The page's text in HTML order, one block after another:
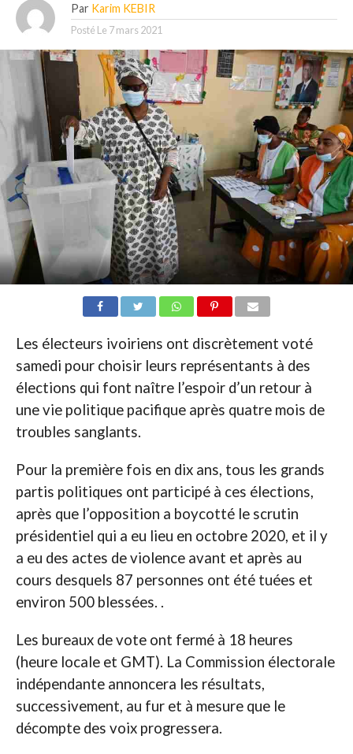
Par Karim KEBIR
Posté Le 7 mars 2021
Les électeurs ivoiriens ont discrètement voté
samedi pour choisir leurs représentants à des
élections qui font naître l’espoir d’un retour à
une vie politique pacifique après quatre mois de
troubles sanglants.
Pour la première fois en dix ans, tous les grands
partis politiques ont participé à ces élections,
après que l’opposition a boycotté le scrutin
présidentiel qui a eu lieu en octobre 2020, et il y
a eu des actes de violence avant et après au
cours desquels 87 personnes ont été tuées et
environ 500 blessées. .
Les bureaux de vote ont fermé à 18 heures
(heure locale et GMT). La Commission électorale
indépendante annoncera les résultats,
successivement, au fur et à mesure que le
décompte des voix progressera.